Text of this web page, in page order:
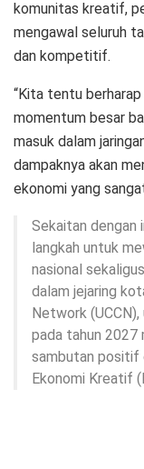
komunitas kreatif,
mengawal seluruh
dan kompetitif.
“Kita tentu
momentum besar
masuk dalam
dampaknya akan
ekonomi yang
Sekaitan dengan
langkah untuk
nasional
dalam jejaring
Network
pada tahun 2027
sambutan positif
Ekonomi Kreatif